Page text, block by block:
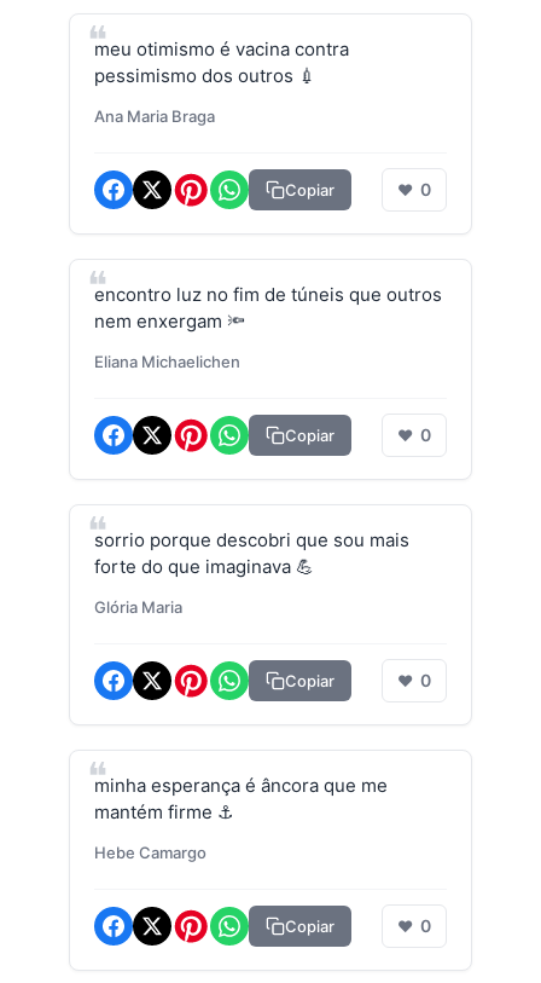
meu otimismo é vacina contra
pessimismo dos outros 💉
Ana Maria Braga
Copiar ❤ 0
encontro luz no fim de túneis que outros
nem enxergam 🔦
Eliana Michaelichen
Copiar ❤ 0
sorrio porque descobri que sou mais
forte do que imaginava 💪
Glória Maria
Copiar ❤ 0
minha esperança é âncora que me
mantém firme ⚓
Hebe Camargo
Copiar ❤ 0